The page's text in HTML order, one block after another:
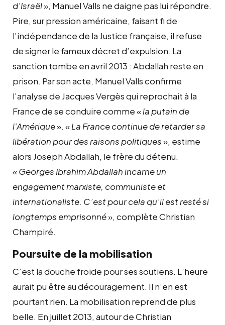
d’Israël», Manuel Valls ne daigne pas lui répondre.
Pire, sur pression américaine, faisant fi de
l’indépendance de la Justice française, il refuse
de signer le fameux décret d’expulsion. La
sanction tombe en avril 2013 : Abdallah reste en
prison. Par son acte, Manuel Valls confirme
l’analyse de Jacques Vergès qui reprochait à la
France de se conduire comme «la putain de
l’Amérique». «La France continue de retarder sa
libération pour des raisons politiques», estime
alors Joseph Abdallah, le frère du détenu.
«Georges Ibrahim Abdallah incarne un
engagement marxiste, communiste et
internationaliste. C’est pour cela qu’il est resté si
longtemps emprisonné», complète Christian
Champiré.
Poursuite de la mobilisation
C’est la douche froide pour ses soutiens. L’heure
aurait pu être au découragement. Il n’en est
pourtant rien. La mobilisation reprend de plus
belle. En juillet 2013, autour de Christian